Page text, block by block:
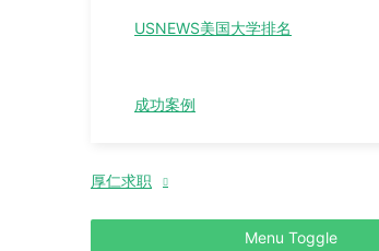
USNEWS美国大学排名
成功案例
厚仁求职
Menu Toggle